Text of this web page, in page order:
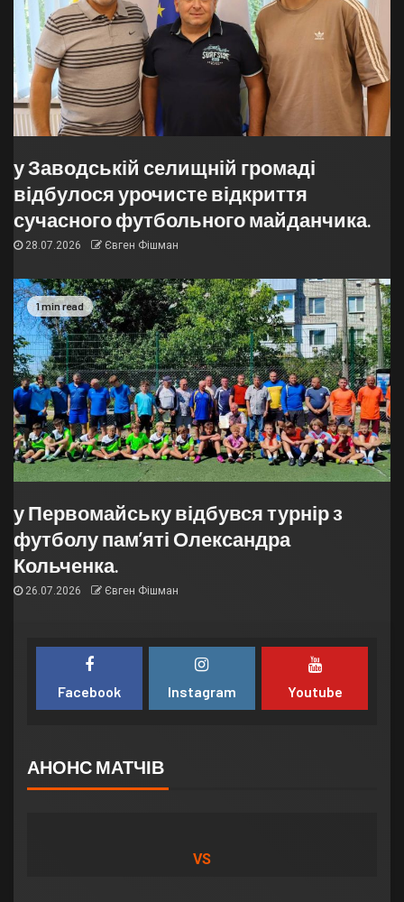
у Заводській селищній громаді
відбулося урочисте відкриття
сучасного футбольного майданчика.
28.07.2026 Євген Фішман
1 min read
у Первомайську відбувся турнір з
футболу пам’яті Олександра
Кольченка.
26.07.2026 Євген Фішман
Facebook Instagram Youtube
АНОНС МАТЧІВ
VS